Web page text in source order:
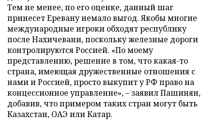
Тем не менее, по его оценке, данный шаг
принесет Еревану немало выгод. Якобы многие
международные игроки обходят республику
после Нахичевани, поскольку железные дороги
контролируются Россией. «По моему
представлению, решение в том, что какая-то
страна, имеющая дружественные отношения с
нами и Россией, просто выкупит у РФ право на
концессионное управление», – заявил Пашинян,
добавив, что примером таких стран могут быть
Казахстан, ОАЭ или Катар.